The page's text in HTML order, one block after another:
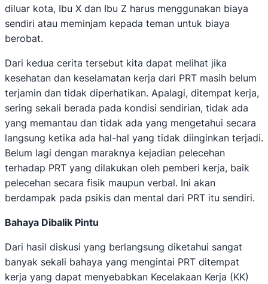
diluar kota, Ibu X dan Ibu Z harus menggunakan biaya
sendiri atau meminjam kepada teman untuk biaya
berobat.
Dari kedua cerita tersebut kita dapat melihat jika
kesehatan dan keselamatan kerja dari PRT masih belum
terjamin dan tidak diperhatikan. Apalagi, ditempat kerja,
sering sekali berada pada kondisi sendirian, tidak ada
yang memantau dan tidak ada yang mengetahui secara
langsung ketika ada hal-hal yang tidak diinginkan terjadi.
Belum lagi dengan maraknya kejadian pelecehan
terhadap PRT yang dilakukan oleh pemberi kerja, baik
pelecehan secara fisik maupun verbal. Ini akan
berdampak pada psikis dan mental dari PRT itu sendiri.
Bahaya Dibalik Pintu
Dari hasil diskusi yang berlangsung diketahui sangat
banyak sekali bahaya yang mengintai PRT ditempat
kerja yang dapat menyebabkan Kecelakaan Kerja (KK)